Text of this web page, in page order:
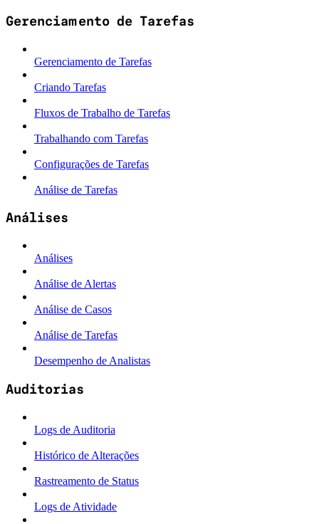
Gerenciamento de Tarefas
Gerenciamento de Tarefas
Criando Tarefas
Fluxos de Trabalho de Tarefas
Trabalhando com Tarefas
Configurações de Tarefas
Análise de Tarefas
Análises
Análises
Análise de Alertas
Análise de Casos
Análise de Tarefas
Desempenho de Analistas
Auditorias
Logs de Auditoria
Histórico de Alterações
Rastreamento de Status
Logs de Atividade